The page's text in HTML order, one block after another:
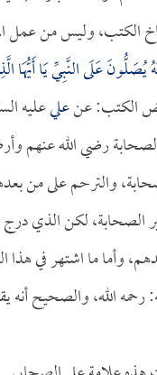
الكتب، وليس من عمل
يُصَلُّونَ عَلَى النَّبِيِّ يَا
عليعليه
رضي الله عنهم
والترحم على من
لكن الذي
وأما ما اشتهر في هذا
الله، والصحيح